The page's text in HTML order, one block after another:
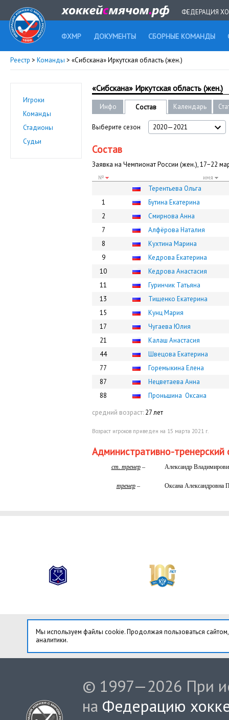
ФЕДЕРАЦИЯ
ФХМР ДОКУМЕНТЫ СБОРНЫЕ КОМАНДЫ
Реестр > Команды > «Сибскана» Иркутская область (жен.)
Игроки
Команды
Стадионы
Судьи
«Сибскана» Иркутская область (жен.)
Инфо Состав Календарь
Выберите сезон 2020—2021
Состав
Заявка на Чемпионат России (жен.), 17−22
№ имя
Терентьева Ольга
1
Бутина Екатерина
2
Смирнова Анна
7
Алфёрова Наталия
8
Кухтина Марина
9
Кедрова Екатерина
10
Кедрова Анастасия
11
Гуринчик Татьяна
13
Тищенко Екатерина
15
Кунц Мария
17
Чугаева Юлия
21
Калаш Анастасия
44
Швецова Екатерина
77
Горемыкина Елена
87
Нецветаева Анна
88
Проньшина Оксана
средний возраст: 27 лет
Возраст игроков приведен на 15 марта 2021 г.
Административно-тренерский
ст. тренер– Александр
тренер– Оксана
Мы используем файлы cookie. Продолжая пользоваться
аналитики.
© 1997—2026 При
на Федерацию